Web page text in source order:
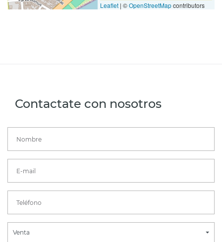
Leaflet | ©OpenStreetMapcontributors
Contactate con nosotros
Venta